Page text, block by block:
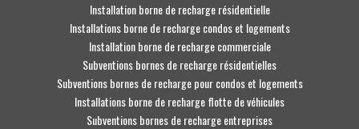
Installation borne de recharge résidentielle
Installations borne de recharge condos et logements
Installation borne de recharge commerciale
Subventions bornes de recharge résidentielles
Subventions bornes de recharge pour condos et logements
Installations borne de recharge flotte de véhicules
Subventions bornes de recharge entreprises